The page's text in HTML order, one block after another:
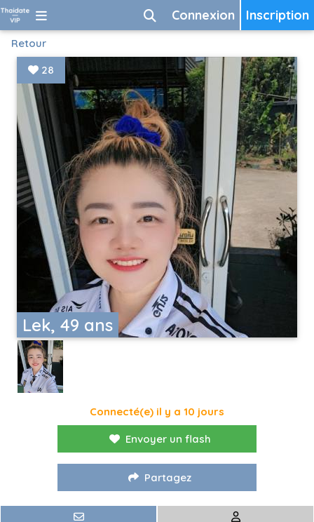
Inscription
Connexion
Retour
Lek, 49 ans
28
Connecté(e) il y a 10 jours
Envoyer un flash
Partagez